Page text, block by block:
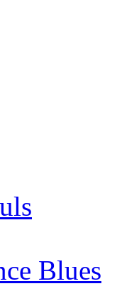
Blues